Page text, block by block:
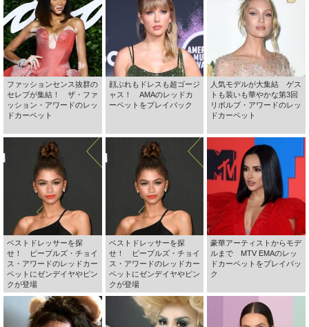
ファッションセンス抜群の
セレブが集結！ ザ・ファ
ッション・アワードのレッ
ドカーペット
顔ぶれもドレスも超ゴージ
ャス！ AMAのレッドカ
ーペットをプレイバック
人気モデルが大集結 ゲス
トも装いも華やかな第3回
リボルブ・アワードのレッ
ドカーペット
ベストドレッサーを探
せ！ ピープルズ・チョイ
ス・アワードのレッドカー
ペットにゼンデイヤやピン
クが登場
ベストドレッサーを探
せ！ ピープルズ・チョイ
ス・アワードのレッドカー
ペットにゼンデイヤやピン
クが登場
豪華アーティストからモデ
ルまで MTV EMAのレッ
ドカーペットをプレイバッ
ク